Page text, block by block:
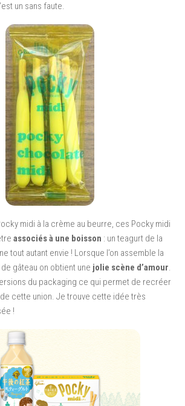
un sans faute.
midi à la crème au beurre, ces Pocky midi
associés à une boisson : un teagurt de la
tout autant envie ! Lorsque l’on assemble la
gâteau on obtient une jolie scène d’amour.
du packaging ce qui permet de recréer
cette union. Je trouve cette idée très
!